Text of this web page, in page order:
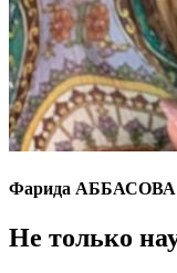
Фарида АББАСОВА
Не только